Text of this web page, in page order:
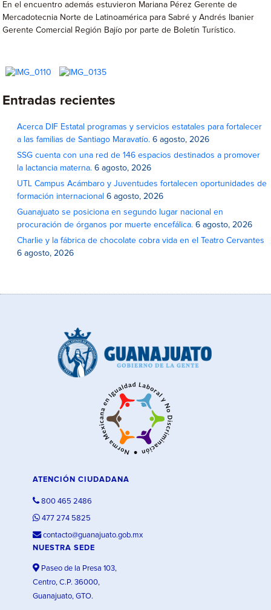
En el encuentro además estuvieron Mariana Pérez Gerente de
Mercadotecnia Norte de Latinoamérica para Sabré y Andrés Ibanier
Gerente Comercial Región Bajío por parte de Boletín Turístico.
Entradas recientes
Acerca DIF Estatal programas y servicios estatales para fortalecer
a las familias de Santiago Maravatío. 6 agosto, 2026
SSG cuenta con una red de 146 espacios destinados a promover
la lactancia materna. 6 agosto, 2026
UTL Campus Acámbaro y Juventudes fortalecen oportunidades de
formación internacional 6 agosto, 2026
Guanajuato se posiciona en segundo lugar nacional en
procuración de órganos por muerte encefálica. 6 agosto, 2026
Charlie y la fábrica de chocolate cobra vida en el Teatro Cervantes
6 agosto, 2026
ATENCIÓN CIUDADANA
800 465 2486
477 274 5825
contacto@guanajuato.gob.mx
NUESTRA SEDE
Paseo de la Presa 103,
Centro, C.P. 36000,
Guanajuato, GTO.